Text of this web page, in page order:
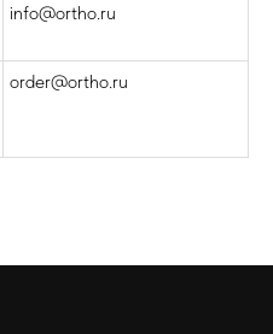
info@ortho.ru
order@ortho.ru